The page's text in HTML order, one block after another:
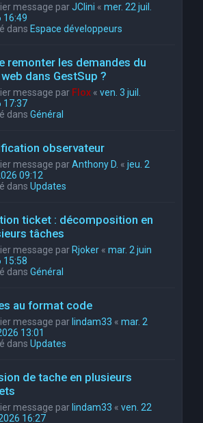
message parJClini « mer. 22 juil.
16:49
dans Espace développeurs
remonter les demandes du
dans GestSup ?
message par Flox « ven. 3 juil.
17:37
dans Général
observateur
message parAnthony D. « jeu. 2
09:12
dans Updates
ticket : décomposition en
tâches
message par Rjoker « mar. 2 juin
15:58
dans Général
au format code
message par lindam33 « mar. 2
13:01
dans Updates
de tache en plusieurs
message par lindam33 « ven. 22
16:27